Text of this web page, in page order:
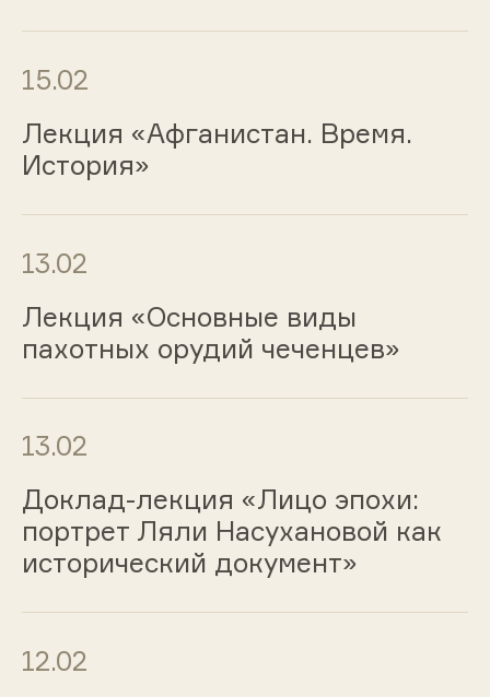
15.02
Лекция «Афганистан. Время.
История»
13.02
Лекция «Основные виды
пахотных орудий чеченцев»
13.02
Доклад-лекция «Лицо эпохи:
портрет Ляли Насухановой как
исторический документ»
12.02